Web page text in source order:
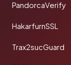
PandorcaVerify
HakarfurnSSL
Trax2sucGuard